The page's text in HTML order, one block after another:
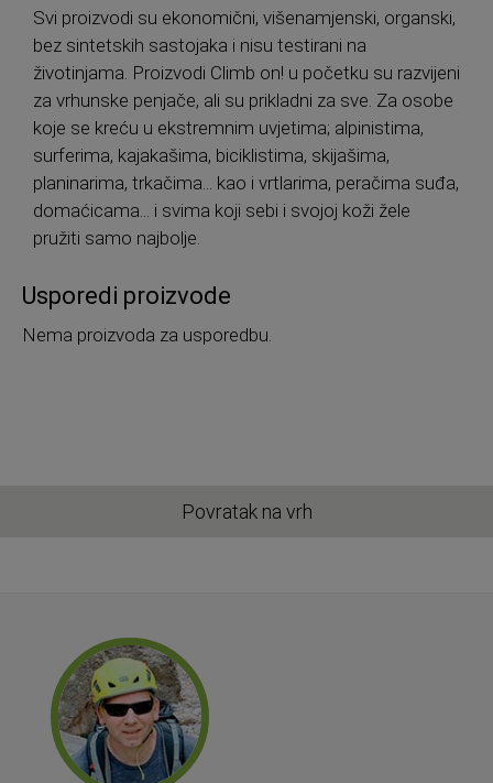
Svi proizvodi su ekonomični, višenamjenski, organski,
bez sintetskih sastojaka i nisu testirani na
životinjama. Proizvodi Climb on! u početku su razvijeni
za vrhunske penjače, ali su prikladni za sve. Za osobe
koje se kreću u ekstremnim uvjetima; alpinistima,
surferima, kajakašima, biciklistima, skijašima,
planinarima, trkačima... kao i vrtlarima, peračima suđa,
domaćicama... i svima koji sebi i svojoj koži žele
pružiti samo najbolje.
Usporedi proizvode
Nema proizvoda za usporedbu.
Povratak na vrh